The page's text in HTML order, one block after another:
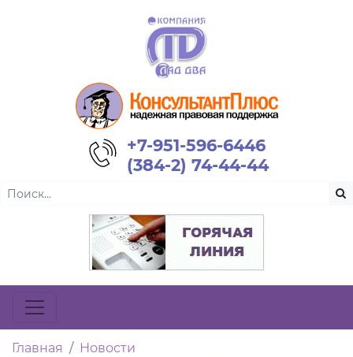
+7-951-596-6446
(384-2) 74-44-44
Главная
Новости